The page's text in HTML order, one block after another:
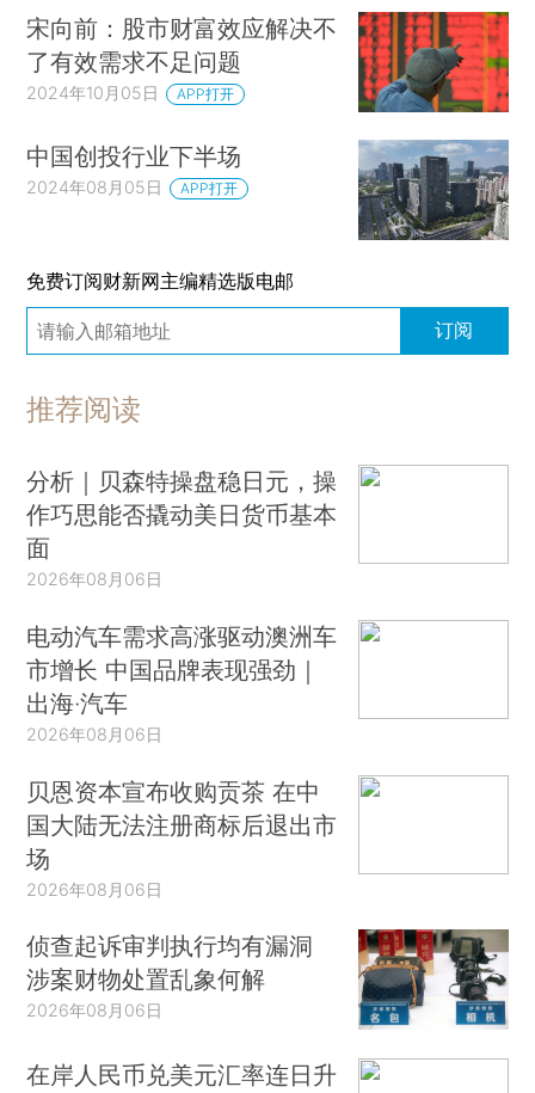
宋向前：股市财富效应解决不
了有效需求不足问题
2024年10月05日 APP打开
中国创投行业下半场
2024年08月05日 APP打开
免费订阅财新网主编精选版电邮
订阅
推荐阅读
分析｜贝森特操盘稳日元，操
作巧思能否撬动美日货币基本
面
2026年08月06日
电动汽车需求高涨驱动澳洲车
市增长 中国品牌表现强劲｜
出海·汽车
2026年08月06日
贝恩资本宣布收购贡茶 在中
国大陆无法注册商标后退出市
场
2026年08月06日
侦查起诉审判执行均有漏洞
涉案财物处置乱象何解
2026年08月06日
在岸人民币兑美元汇率连日升